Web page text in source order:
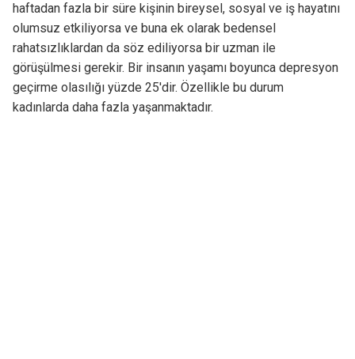
haftadan fazla bir süre kişinin bireysel, sosyal ve iş hayatını
olumsuz etkiliyorsa ve buna ek olarak bedensel
rahatsızlıklardan da söz ediliyorsa bir uzman ile
görüşülmesi gerekir. Bir insanın yaşamı boyunca depresyon
geçirme olasılığı yüzde 25'dir. Özellikle bu durum
kadınlarda daha fazla yaşanmaktadır.